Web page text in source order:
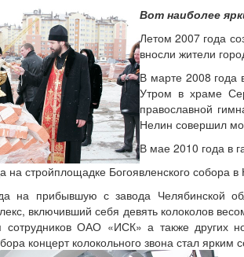
Вот наиболее
Летом 2007 года
вносли жители
В марте 2008 года
Утром в храме
православной
Нелин совершил
В мае 2010 года в
на стройплощадке Богоявленского
на прибывшую с завода Челябинской
включивший себя девять колоколов
сотрудников ОАО «ИСК» а также других
концерт колокольного звона стал